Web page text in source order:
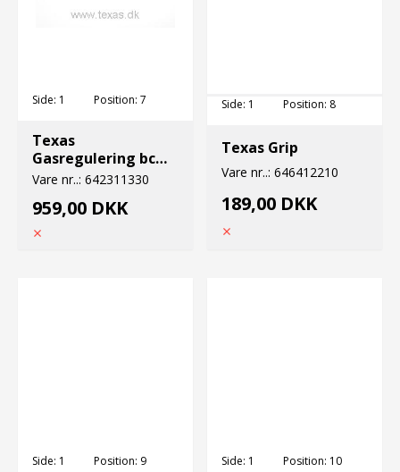
Side: 1 Position: 7
Texas
Gasregulering bc
2301
Vare nr..: 642311330
959,00 DKK
Side: 1 Position: 8
Texas Grip
Vare nr..: 646412210
189,00 DKK
Side: 1 Position: 9 Side: 1 Position: 10